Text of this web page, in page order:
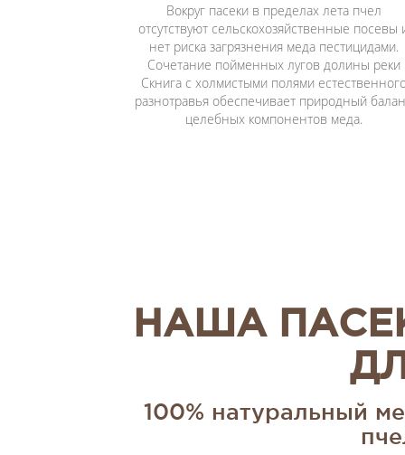
Вокруг пасеки в пределах лета пчел
отсутствуют сельскохозяйственные посевы
нет риска загрязнения меда пестицидами.
Сочетание пойменных лугов долины реки
Скнига с холмистыми полями
разнотравья обеспечивает природный
целебных компонентов меда.
НАША
100% натуральный